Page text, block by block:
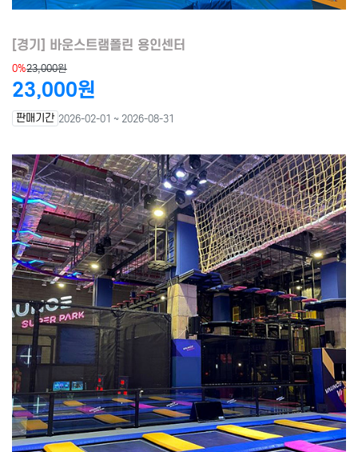
[경기] 바운스트램폴린 용인센터
0%23,000원
23,000원
판매기간 2026-02-01 ~ 2026-08-31